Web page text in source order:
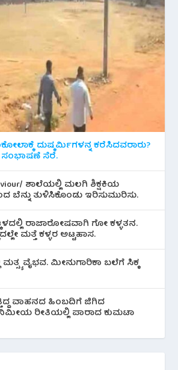
ದುಷ್ಕರ್ಮಿಗಳನ್ನ ಕರೆಸಿದವರಾರು?
ಸಂಭಾಷಣೆ ಸೆರೆ.
ಶಾಲೆಯಲ್ಲಿ ಮಲಗಿ ಶಿಕ್ಷಕಿಯ
ಬೆನ್ನು ತುಳಿಸಿಕೊಂಡು ಇರಿಸುಮುರಿಸು.
ರಾಜಾರೋಷವಾಗಿ ಗೋ ಕಳ್ಳತನ.
ಮತ್ತೆ ಕಳ್ಳರ ಅಟ್ಟಹಾಸ.
ವೈಭವ. ಮೀನುಗಾರಿಕಾ ಬಲೆಗೆ ಸಿಕ್ಕ
ವಾಹನದ ಹಿಂಬದಿಗೆ ಜಿಗಿದ
ರೀತಿಯಲ್ಲಿ ಪಾರಾದ ಕುಮಟಾ